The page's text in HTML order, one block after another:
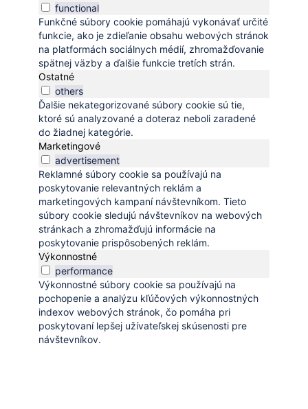
functional
Funkčné súbory cookie pomáhajú vykonávať určité
funkcie, ako je zdieľanie obsahu webových stránok
na platformách sociálnych médií, zhromažďovanie
spätnej väzby a ďalšie funkcie tretích strán.
Ostatné
others
Ďalšie nekategorizované súbory cookie sú tie,
ktoré sú analyzované a doteraz neboli zaradené
do žiadnej kategórie.
Marketingové
advertisement
Reklamné súbory cookie sa používajú na
poskytovanie relevantných reklám a
marketingových kampaní návštevníkom. Tieto
súbory cookie sledujú návštevníkov na webových
stránkach a zhromažďujú informácie na
poskytovanie prispôsobených reklám.
Výkonnostné
performance
Výkonnostné súbory cookie sa používajú na
pochopenie a analýzu kľúčových výkonnostných
indexov webových stránok, čo pomáha pri
poskytovaní lepšej užívateľskej skúsenosti pre
návštevníkov.